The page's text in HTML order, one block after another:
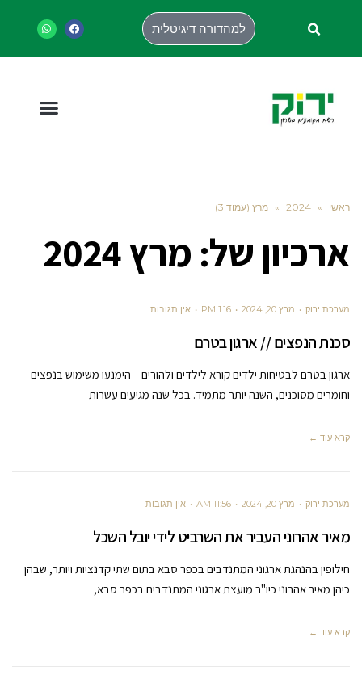
למהדורה דיגיטלית
ראשי »
2024
» מרץ (עמוד 3)
ארכיון של: מרץ 2024
מערכת ירוק מרץ 20, 2024 1:16 PM אין תגובות
סכנת הנפצים // ארגון בטרם
ארגון בטרם לבטיחות ילדים קורא לילדים ולהורים – הימנעו משימוש בנפצים
וחומרים מסוכנים, השנה יותר מתמיד. בכל שנה מגיעים עשרות
קרא עוד ←
מערכת ירוק מרץ 20, 2024 11:56 AM אין תגובות
מאיר אהרוני העביר את השרביט לידי יובל השכל
חילופין בהנהגת ארגוני המתנדבים בכפר סבא בתום שתי קדנציות ויותר, שבהן
כיהן מאיר אהרוני כיו"ר מועצת ארגוני המתנדבים בכפר סבא,
קרא עוד ←